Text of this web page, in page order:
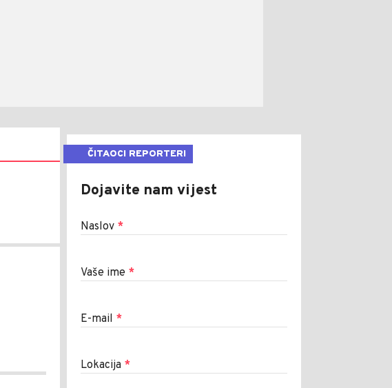
ČITAOCI REPORTERI
Dojavite nam vijest
Naslov *
Vaše ime *
E-mail *
Lokacija *